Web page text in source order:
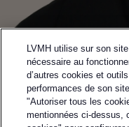
LVMH utilise sur son
nécessaire au
d’autres cookies et
performances de son
"Autoriser tous les
mentionnées ci-dessus,